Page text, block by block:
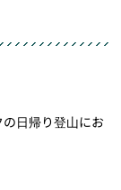
の日帰り登山にお